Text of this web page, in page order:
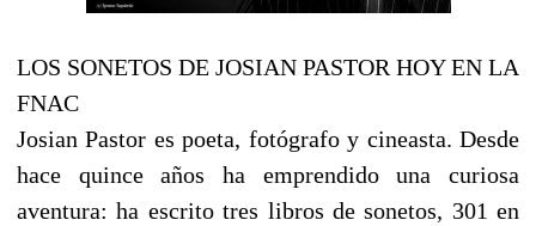
LOS SONETOS DE JOSIAN PASTOR HOY EN LA
FNAC
Josian Pastor es poeta, fotógrafo y cineasta. Desde
hace quince años ha emprendido una curiosa
aventura: ha escrito tres libros de sonetos, 301 en